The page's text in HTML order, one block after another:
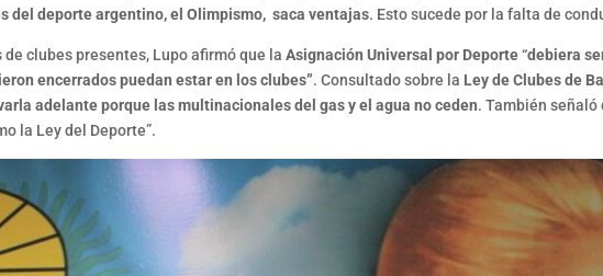
del deporte argentino, el Olimpismo, saca ventajas. Esto sucede por la falta de
clubes presentes, Lupo afirmó que laAsignación Universal por Deporte“debiera
encerrados puedan estar en los clubes”. Consultado sobre la Ley de Clubes de
adelante porque las multinacionales del gas y el agua no ceden. También
la Ley del Deporte”.